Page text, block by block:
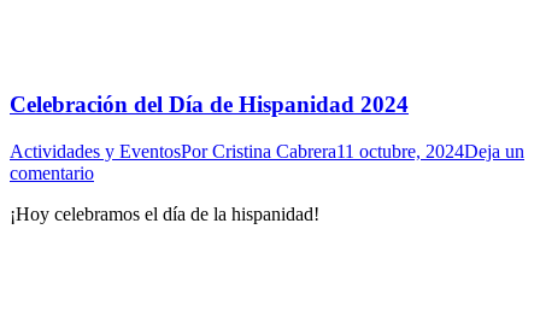
Celebración del Día de Hispanidad 2024
Actividades y EventosPorCristina Cabrera11 octubre, 2024Deja un
comentario
¡Hoy celebramos el día de la hispanidad!